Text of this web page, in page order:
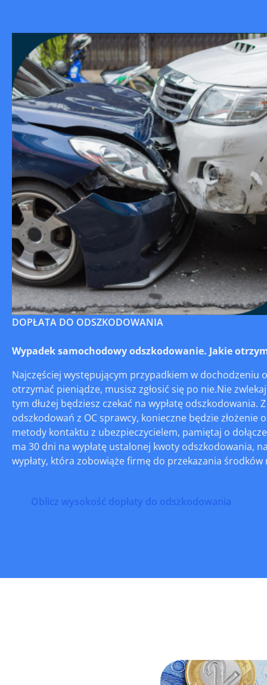
DOPŁATA DO ODSZKODOWANIA
Wypadek samochodowy odszkodowanie. Jakie
Najczęściej występującym przypadkiem w dochodzeniu
otrzymać pieniądze, musisz zgłosić się po nie.Nie
tym dłużej będziesz czekać na wypłatę
odszkodowań z OC sprawcy, konieczne będzie
metody kontaktu z ubezpieczycielem, pamiętaj o
ma 30 dni na wypłatę ustalonej kwoty odszkodowania,
wypłaty, która zobowiąże firmę do przekazania
Oblicz wysokość dopłaty do odszkodowania